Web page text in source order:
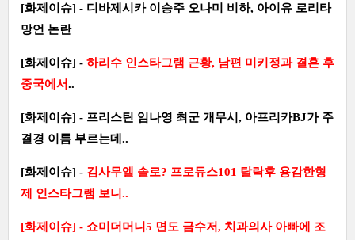
[화제이슈] - 디바제시카 이승주 오나미 비하, 아이유 로리타
망언 논란
[화제이슈] - 하리수 인스타그램 근황, 남편 미키정과 결혼 후
중국에서..
[화제이슈] - 프리스틴 임나영 최군 개무시, 아프리카BJ가 주
결경 이름 부르는데..
[화제이슈] - 김사무엘 솔로? 프로듀스101 탈락후 용감한형
제 인스타그램 보니..
[화제이슈] - 쇼미더머니5 면도 금수저, 치과의사 아빠에 조